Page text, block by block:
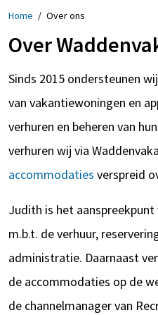
Home / Over ons
Over
Sinds 2015 ondersteunen
van vakantiewoningen en
verhuren en beheren van
verhuren wij via
accommodaties verspreid
Judith is het
m.b.t. de verhuur,
administratie. Daarnaast
de accommodaties op de
de channelmanager van